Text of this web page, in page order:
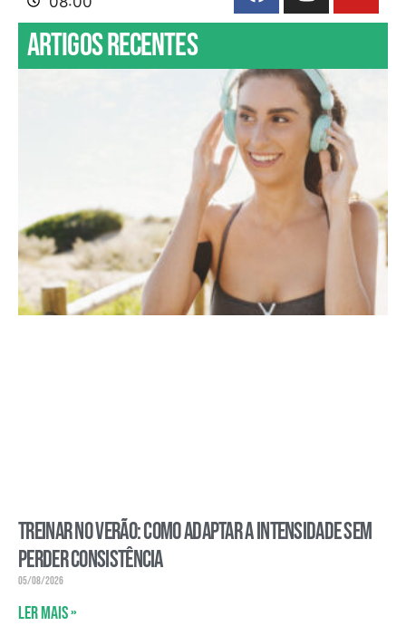
Artigos recentes
Treinar no verão: como adaptar a intensidade sem
perder consistência
05/08/2026
Ler mais »